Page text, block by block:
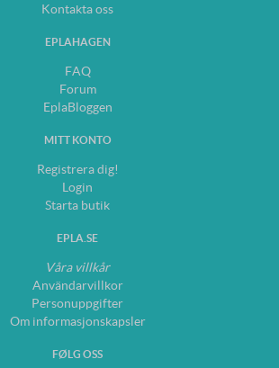
Kontakta oss
EPLAHAGEN
FAQ
Forum
EplaBloggen
MITT KONTO
Registrera dig!
Login
Starta butik
EPLA.SE
Våra villkår
Användarvillkor
Personuppgifter
Om informasjonskapsler
FØLG OSS